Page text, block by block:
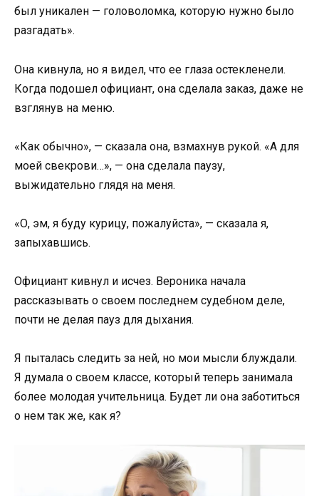
был уникален — головоломка, которую нужно было
разгадать».
Она кивнула, но я видел, что ее глаза остекленели.
Когда подошел официант, она сделала заказ, даже не
взглянув на меню.
«Как обычно», — сказала она, взмахнув рукой. «А для
моей свекрови…», — она сделала паузу,
выжидательно глядя на меня.
«О, эм, я буду курицу, пожалуйста», — сказала я,
запыхавшись.
Официант кивнул и исчез. Вероника начала
рассказывать о своем последнем судебном деле,
почти не делая пауз для дыхания.
Я пыталась следить за ней, но мои мысли блуждали.
Я думала о своем классе, который теперь занимала
более молодая учительница. Будет ли она заботиться
о нем так же, как я?